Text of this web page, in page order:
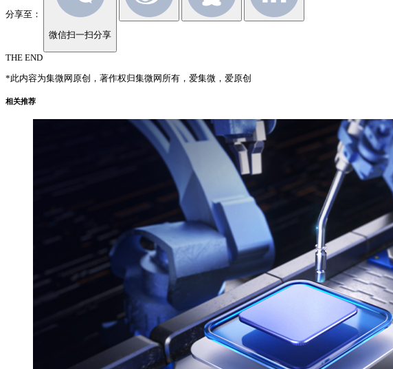
分享至：
微信扫一扫分享
THE END
*此内容为集微网原创，著作权归集微网所有，爱集微，爱原创
相关推荐